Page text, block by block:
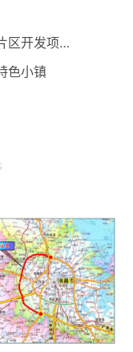
绿地九华新区高铁湘潭北站片区开发项目签约
色小镇